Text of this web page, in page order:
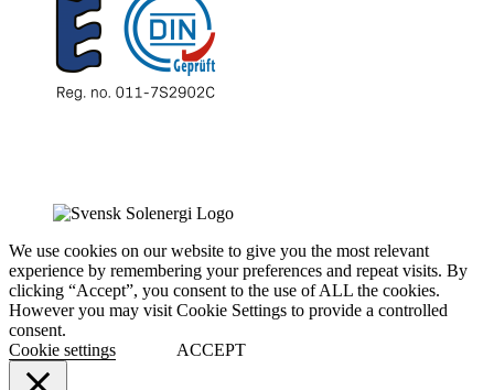
We use cookies on our website to give you the most relevant
experience by remembering your preferences and repeat visits. By
clicking “Accept”, you consent to the use of ALL the cookies.
However you may visit Cookie Settings to provide a controlled
consent.
Cookie settings
ACCEPT